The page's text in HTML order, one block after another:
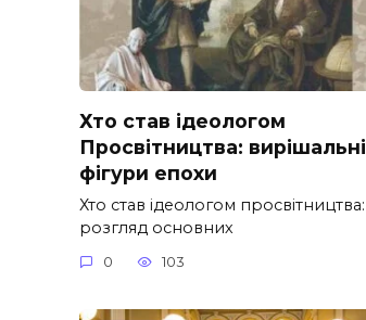
Хто став ідеологом
Просвітництва: вирішальні
фігури епохи
Хто став ідеологом просвітництва:
розгляд основних
0 103